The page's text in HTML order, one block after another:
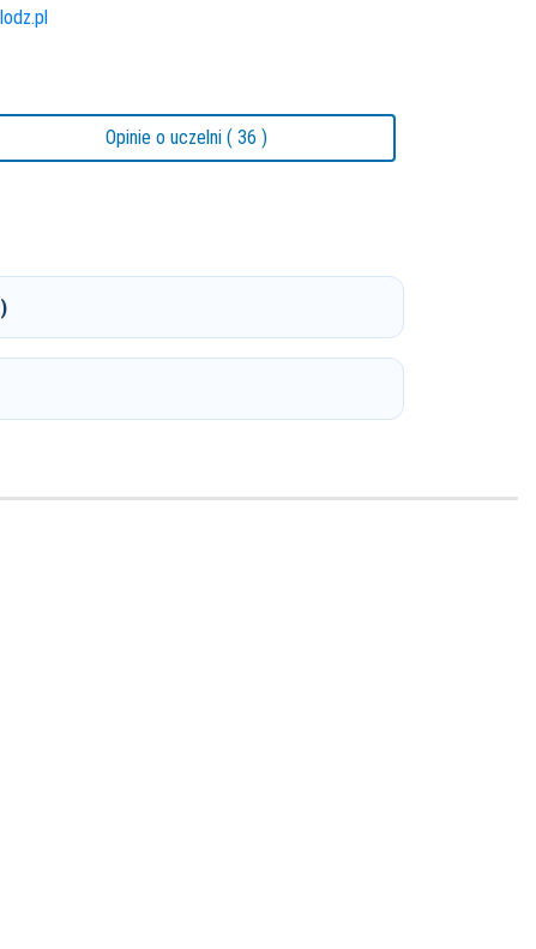
Opinie o uczelni ( 36 )